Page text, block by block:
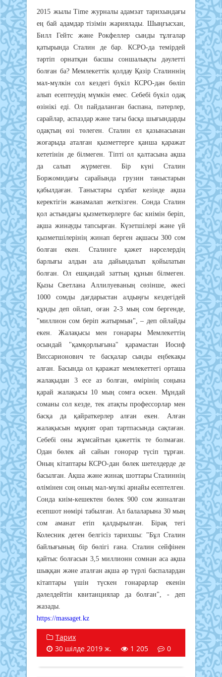
2015 жылы Time журналы адамзат тарихындағы
ең бай адамдар тізімін жариялады. Шыңғысхан,
Билл Гейтс және Рокфеллер сынды тұлғалар
қатырында Сталин де бар. КСРО-да темірдей
тәртіп орнатқан басшы соншалықты дәулетті
болған ба? Мемлекеттік қолдау Қазір Сталиннің
мал-мүлкін сол кездегі бүкіл КСРО-дан бөліп
алып есептеудің мүмкін емес. Себебі бүкіл одақ
өзінікі еді. Ол пайдаланған баспана, пәтерлер,
сарайлар, аспаздар және тағы басқа шығындарды
одақтың өзі төлеген. Сталин ел қазынасынан
жоғарыда аталған қызметтерге қанша қаражат
кететінін де білмеген. Тіпті ол қалтасына ақша
да салып жүрмеген. Бір күні Сталин
Боржомидағы сарайында грузин таныстарын
қабылдаған. Таныстары сұхбат кезінде ақша
керектігін жанамалап жеткізген. Сонда Сталин
қол астындағы қызметкерлерге бас киімін беріп,
ақша жинауды тапсырған. Күзетшілері және үй
қызметшілерінің жинап берген ақшасы 300 сом
болған екен. Сталинге қажет нәрселердің
барлығы алдын ала дайындалып қойылатын
болған. Ол ешқандай заттың құнын білмеген.
Қызы Светлана Аллилуеваның сөзінше, әкесі
1000 сомды дағдарыстан алдыңғы кездегідей
құнды деп ойлап, оған 2-3 мың сом бергенде,
"миллион сом беріп жатырмын", – деп ойлайды
екен. Жалақысы мен гонарары Мемлекеттің
осындай "қамқорлығына" қарамастан Иосиф
Виссарионович те басқалар сынды еңбекақы
алған. Басында ол қаражат мемлекеттегі орташа
жалақыдан 3 есе аз болған, өмірінің соңына
қарай жалақысы 10 мың сомға өскен. Мұндай
соманы сол кезде, тек атақты профессорлар мен
басқа да қайраткерлер алған екен. Алған
жалақысын мұқият орап тартпасында сақтаған.
Себебі оны жұмсайтын қажеттік те болмаған.
Одан бөлек ай сайын гонорар түсіп тұрған.
Оның кітаптары КСРО-дан бөлек шетелдерде де
басылған. Ақша және жинақ шоттары Сталиннің
өлімінен соң оның мал-мүлкі арнайы есептелген.
Сонда киім-кешектен бөлек 900 сом жиналған
есепшот нөмірі табылған. Ал балаларына 30 мың
сом аманат етіп қалдырылған. Бірақ тегі
Колесник деген белгісіз тарихшы: "Бұл Сталин
байлығының бір бөлігі ғана. Сталин сейфінен
қайтыс болғасын 3,5 миллионн сомнан аса ақша
шыққан және аталған ақша әр түрлі баспалардан
кітаптары үшін түскен гонарарлар екенін
дәлелдейтін квитанциялар да болған", - деп
жазады.
https://massaget.kz
Тарих
30 шілде 2019 ж.
1 205 0